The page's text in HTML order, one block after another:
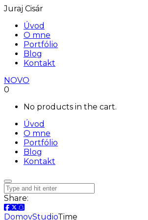
Juraj Cisár
Úvod
O mne
Portfólio
Blog
Kontakt
NOVO
0
No products in the cart.
Úvod
O mne
Portfólio
Blog
Kontakt
Share:
DomovStudioTime